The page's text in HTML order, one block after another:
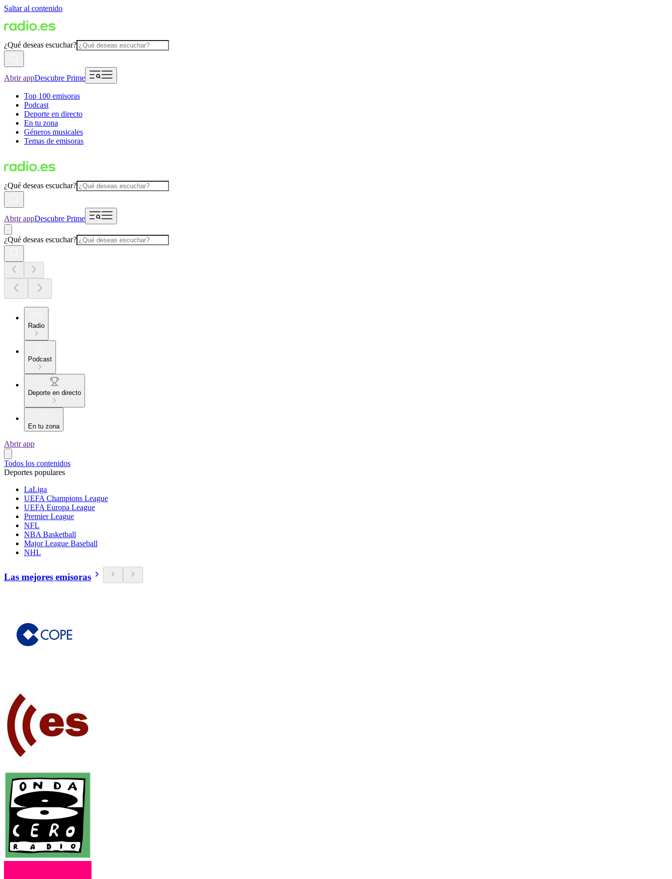
Saltar al contenido
¿Qué deseas escuchar?
Abrir appDescubre Prime
Top 100 emisoras
Podcast
Deporte en directo
En tu zona
Géneros musicales
Temas de emisoras
¿Qué deseas escuchar?
Abrir appDescubre Prime
¿Qué deseas escuchar?
Radio
Podcast
Deporte en directo
En tu zona
Abrir app
Todos los contenidos
Deportes populares
LaLiga
UEFA Champions League
UEFA Europa League
Premier League
NFL
NBA Basketball
Major League Baseball
NHL
Las mejores emisoras